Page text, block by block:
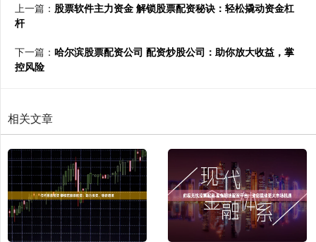
上一篇： 股票软件主力资金 解锁股票配资秘诀：轻松撬动资金杠
杆
下一篇： 哈尔滨股票配资公司 配资炒股公司：助你放大收益，掌
控风险
相关文章